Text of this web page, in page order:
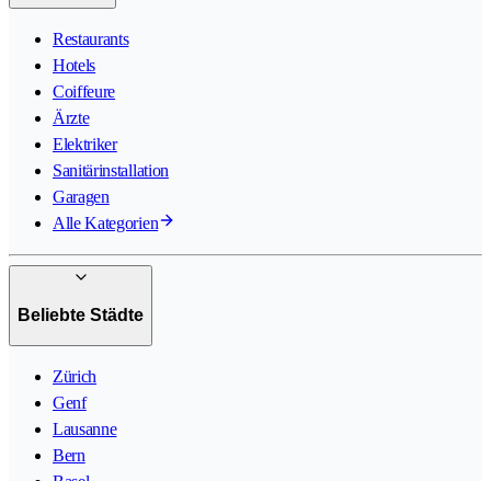
Restaurants
Hotels
Coiffeure
Ärzte
Elektriker
Sanitärinstallation
Garagen
Alle Kategorien
Beliebte Städte
Zürich
Genf
Lausanne
Bern